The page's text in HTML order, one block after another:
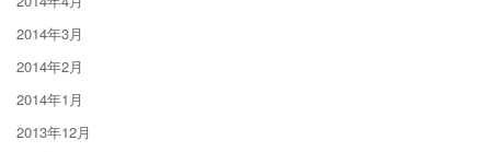
2014年3月
2014年2月
2014年1月
2013年12月